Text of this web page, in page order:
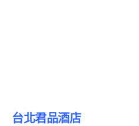
台北君品酒店